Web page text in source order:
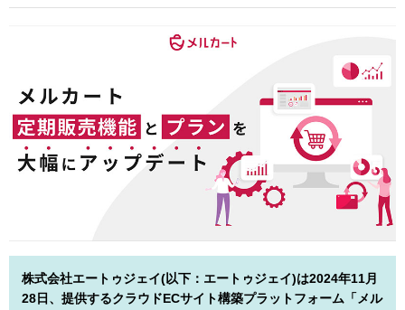
株式会社エートゥジェイ(以下：エートゥジェイ)は2024年11月
28日、提供するクラウドECサイト構築プラットフォーム「メル